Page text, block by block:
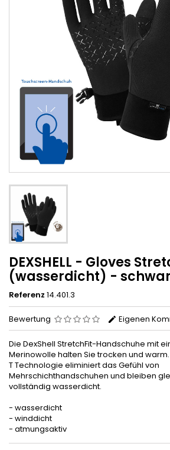
DEXSHELL - Gloves
(wasserdicht) -
Referenz 14.401.3
Bewertung Eigenen
Die DexShell StretchFit-Handschuhe mit
Merinowolle halten Sie trocken und warm.
T Technologie eliminiert das Gefühl von
Mehrschichthandschuhen und bleiben
vollständig wasserdicht.
- wasserdicht
- winddicht
- atmungsaktiv